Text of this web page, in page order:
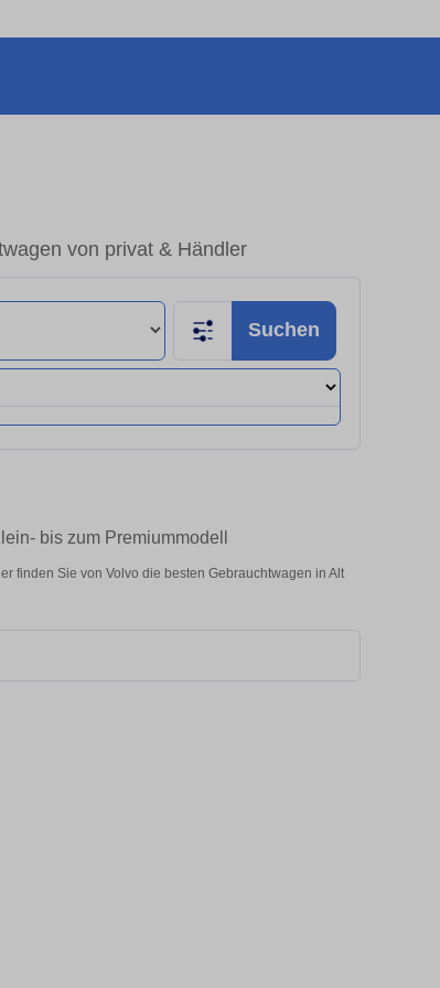
von privat & Händler
Suchen
bis zum Premiummodell
finden Sie von Volvo die besten Gebrauchtwagen in Alt